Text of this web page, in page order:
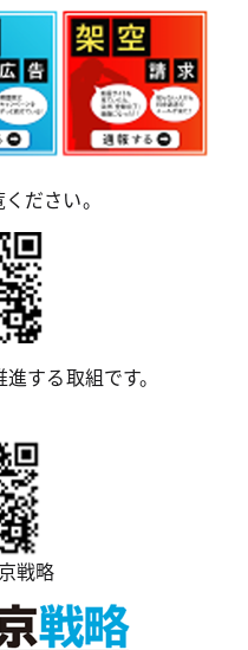
ださい。
進する取組です。
戦略